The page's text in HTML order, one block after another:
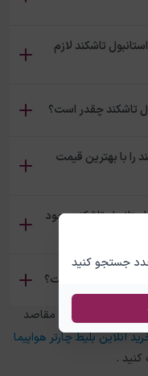
جستجو کنید
تاشکند لازم
تاشکند چقدر است؟
را با بهترین قیمت
تاشکند وجود
تاشکند چیست؟
، در چارتر 118 برای مقاصد
آنلاین بلیط چارتر هواپیما
کنید .